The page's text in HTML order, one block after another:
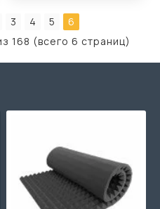
3 4 5
6
168 (всего 6 страниц)